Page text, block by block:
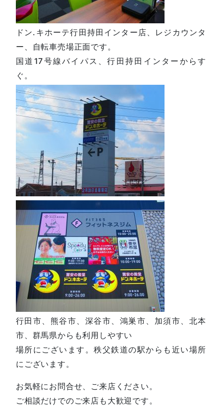
ドン.キホーテ行田持田インター店、レジカウンタ
ー、自転車売場正面です。
国道17号線バイパス、行田持田インターからす
ぐ。
行田市、熊谷市、深谷市、鴻巣市、加須市、北本
市、群馬県からも利用しやすい
場所にございます。秩父鉄道の駅からも近い場所
にございます。
お気軽にお問合せ、ご来店ください。
ご相談だけでのご来店も大歓迎です。